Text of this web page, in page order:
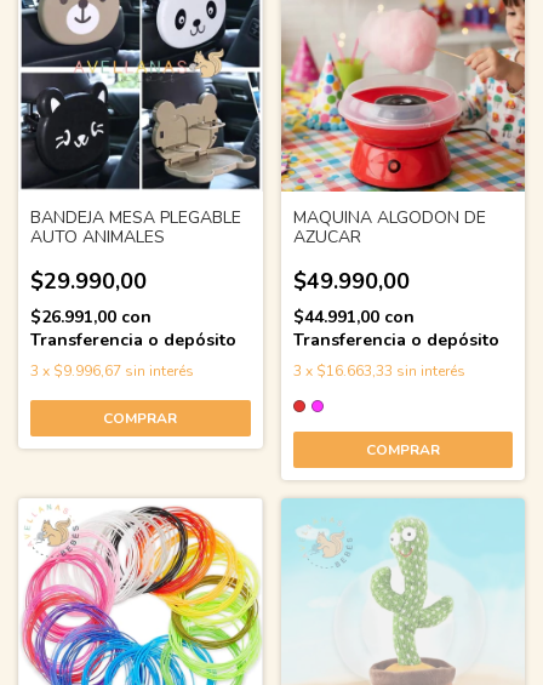
BANDEJA MESA PLEGABLE
AUTO ANIMALES
$29.990,00
$26.991,00 con
Transferencia o depósito
3 x $9.996,67 sin interés
COMPRAR
MAQUINA ALGODON DE
AZUCAR
$49.990,00
$44.991,00 con
Transferencia o depósito
3 x $16.663,33 sin interés
COMPRAR